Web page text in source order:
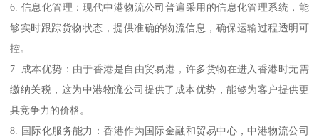
6. 信息化管理：现代中港物流公司普遍采用的信息化管理系统，能
够实时跟踪货物状态，提供准确的物流信息，确保运输过程透明可
控。
7. 成本优势：由于香港是自由贸易港，许多货物在进入香港时无需
缴纳关税，这为中港物流公司提供了成本优势，能够为客户提供更
具竞争力的价格。
8. 国际化服务能力：香港作为国际金融和贸易中心，中港物流公司